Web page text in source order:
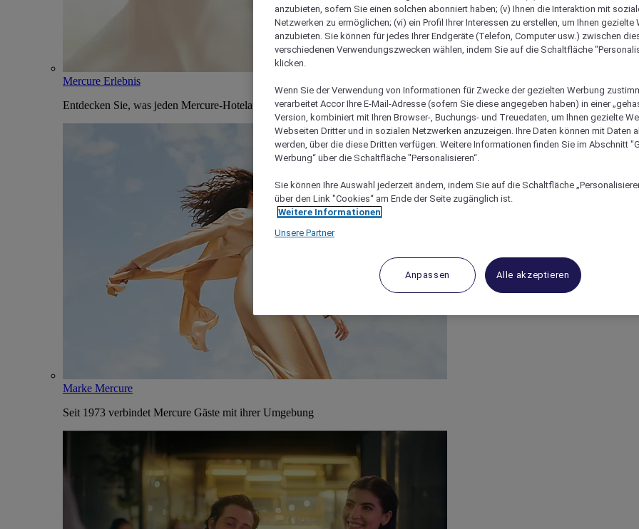
Mercure Erlebnis
Entdecken Sie, was jeden Mercure-Hotelaufenthalt einzigartig macht
Marke Mercure
Seit 1973 verbindet Mercure Gäste mit ihrer Umgebung
anzubieten, sofern Sie einen solchen abonniert haben; (v) Ihnen die Interaktion mit
Netzwerken zu ermöglichen; (vi) ein Profil Ihrer Interessen zu erstellen, um Ihnen gezielte
anzubieten. Sie können für jedes Ihrer Endgeräte (Telefon, Computer usw.) zwischen
verschiedenen Verwendungszwecken wählen, indem Sie auf die Schaltfläche
klicken.
Wenn Sie der Verwendung von Informationen für Zwecke der gezielten Werbung
verarbeitet Accor Ihre E-Mail-Adresse (sofern Sie diese angegeben haben) in einer
Version, kombiniert mit Ihren Browser-, Buchungs- und Treuedaten, um Ihnen gezielte
Webseiten Dritter und in sozialen Netzwerken anzuzeigen. Ihre Daten können mit Daten
werden, über die diese Dritten verfügen. Weitere Informationen finden Sie im Abschnitt
Werbung“ über die Schaltfläche "Personalisieren“.
Sie können Ihre Auswahl jederzeit ändern, indem Sie auf die Schaltfläche
über den Link "Cookies“ am Ende der Seite zugänglich ist.
Weitere Informationen
Unsere Partner
Anpassen Alle akzeptieren